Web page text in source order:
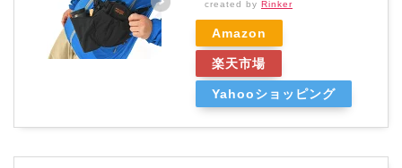
created by Rinker
Amazon
楽天市場
Yahooショッピング